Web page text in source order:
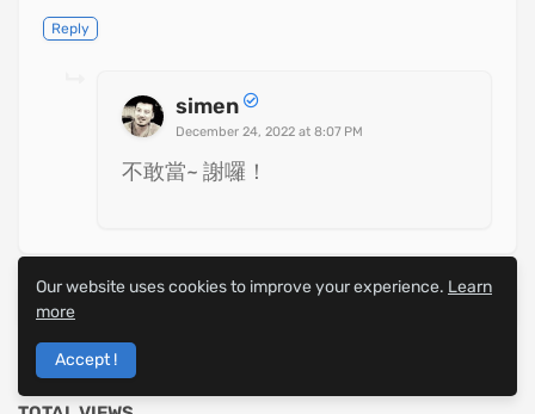
Reply
simen
December 24, 2022 at 8:07 PM
不敢當~ 謝囉！
Previous Post
Our website uses cookies to improve your experience. Learn
more
Accept !